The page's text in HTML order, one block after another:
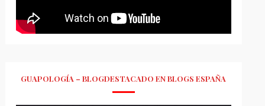
GUAPOLOGÍA – BLOGDESTACADO EN BLOGS ESPAÑA